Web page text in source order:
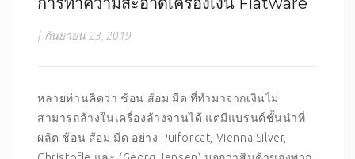
| กันยายน 23, 2019
หลายท่านคิดว่า ช้อน ส้อม มีด ที่ทำมาจากเงินไม่
สามารถล้างในเครื่องล้างจานได้ แต่มีแบรนด์ชั้นนำที่
ผลิต ช้อน ส้อม มีด อย่าง Puiforcat, Vienna Silver,